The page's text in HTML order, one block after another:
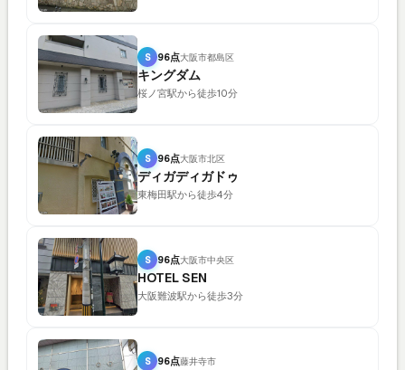
S 96点大阪市都島区
キングダム
桜ノ宮駅から徒歩10分
S 96点大阪市北区
ディガディガドゥ
東梅田駅から徒歩4分
S 96点大阪市中央区
HOTEL SEN
大阪難波駅から徒歩3分
S 96点藤井寺市